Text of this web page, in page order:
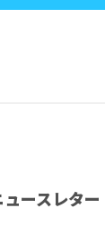
ースレタ